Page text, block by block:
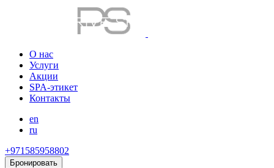
О нас
Услуги
Акции
SPA-этикет
Контакты
en
ru
+971585958802
Бронировать